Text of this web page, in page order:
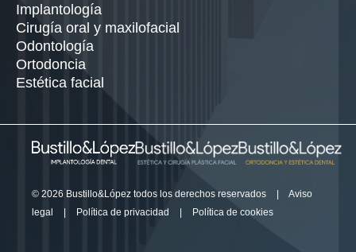
Implantología
Cirugía oral y maxilofacial
Odontología
Ortodoncia
Estética facial
© 2026 Bustillo&López todos los derechos reservados |
Aviso
legal
| Política de privacidad | Política de cookies